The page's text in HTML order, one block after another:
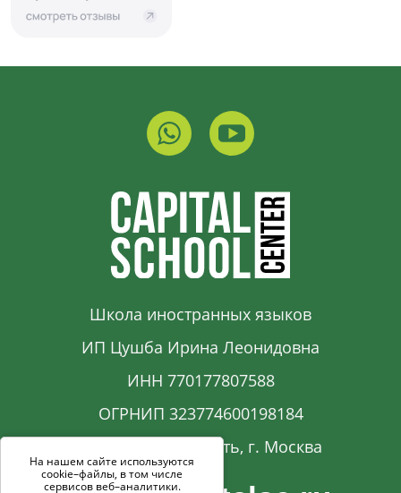
Школа иностранных языков
ИП Цушба Ирина Леонидовна
ИНН 770177807588
ОГРНИП 323774600198184
Московская область, г. Москва
На нашем сайте используются
cookie–файлы, в том числе
сервисов веб–аналитики.